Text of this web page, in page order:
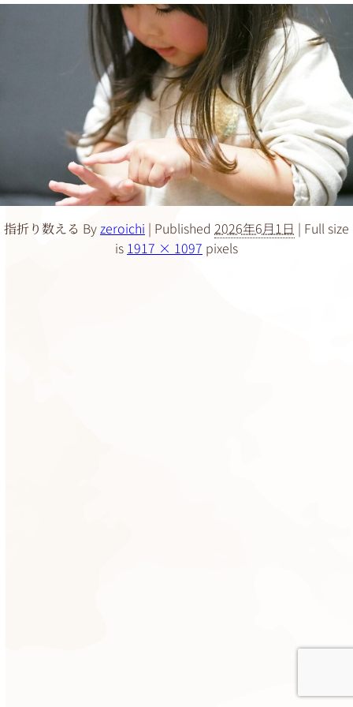
指折り数える Byzeroichi | Published 2026年6月1日 | Full size
is 1917 × 1097 pixels